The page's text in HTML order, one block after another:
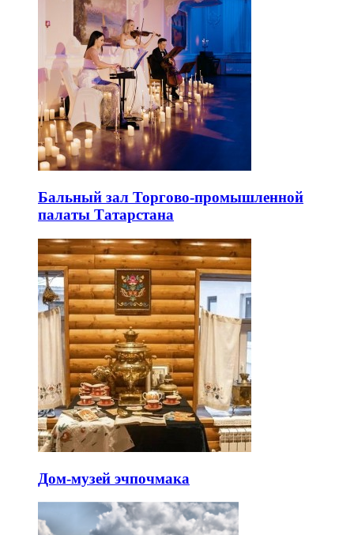
Бальный зал Торгово-промышленной
палаты Татарстана
Дом-музей эчпочмака